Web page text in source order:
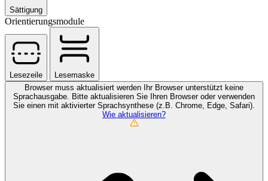
Sättigung
Orientierungsmodule
Lesezeile
Lesemaske
Browser muss aktualisiert werden
Ihr Browser unterstützt keine
Sprachausgabe. Bitte aktualisieren Sie Ihren Browser oder verwenden
Sie einen mit aktivierter Sprachsynthese (z.B. Chrome, Edge, Safari).
Wie aktualisieren?